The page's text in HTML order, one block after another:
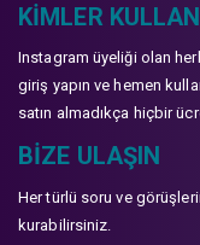
KIMLER
Instagram üyeliği olan
giriş yapın ve hemen
satın almadıkça hiçbir
BIZE ULAŞIN
Her türlü soru ve
kurabilirsiniz.